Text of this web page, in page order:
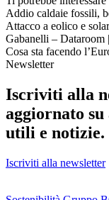
Addio caldaie fossili,
Attacco a eolico e
Gabanelli – Dataroom
Cosa sta facendo
Newsletter
Iscriviti alla
aggiornato
utili e notizie.
Iscriviti alla newsletter